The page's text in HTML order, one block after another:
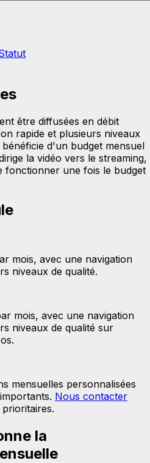
être diffusées en débit
rapide et plusieurs niveaux
d'un budget mensuel
la vidéo vers le streaming,
fonctionner une fois le budget
mois, avec une navigation
niveaux de qualité.
mois, avec une navigation
niveaux de qualité sur
mensuelles personnalisées
Nous contacter
la